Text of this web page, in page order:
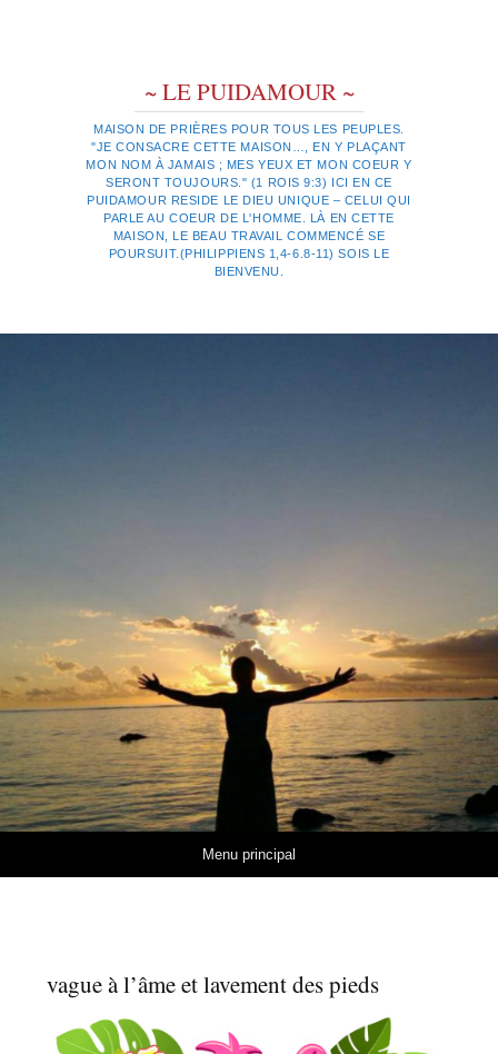
~ LE PUIDAMOUR ~
MAISON DE PRIÈRES POUR TOUS LES PEUPLES.
"JE CONSACRE CETTE MAISON…, EN Y PLAÇANT
MON NOM À JAMAIS ; MES YEUX ET MON COEUR Y
SERONT TOUJOURS." (1 ROIS 9:3) ICI EN CE
PUIDAMOUR RESIDE LE DIEU UNIQUE – CELUI QUI
PARLE AU COEUR DE L'HOMME. LÀ EN CETTE
MAISON, LE BEAU TRAVAIL COMMENCÉ SE
POURSUIT.(PHILIPPIENS 1,4-6.8-11) SOIS LE
BIENVENU.
Menu principal
vague à l’âme et lavement des pieds